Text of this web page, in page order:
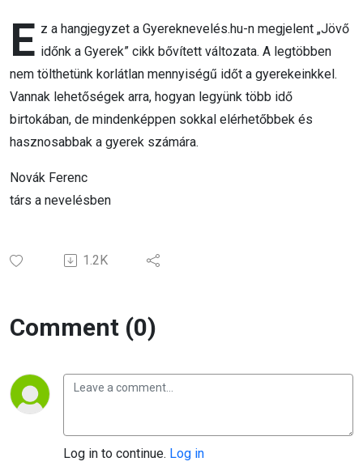
E z a hangjegyzet a Gyereknevelés.hu-n megjelent „Jövő
időnk a Gyerek” cikk bővített változata. A legtöbben
nem tölthetünk korlátlan mennyiségű időt a gyerekeinkkel.
Vannak lehetőségek arra, hogyan legyünk több idő
birtokában, de mindenképpen sokkal elérhetőbbek és
hasznosabbak a gyerek számára.
Novák Ferenc
társ a nevelésben
1.2K
Comment (0)
Log in to continue. Log in